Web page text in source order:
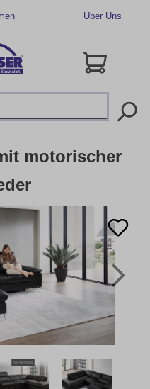
Über Uns
motorischer